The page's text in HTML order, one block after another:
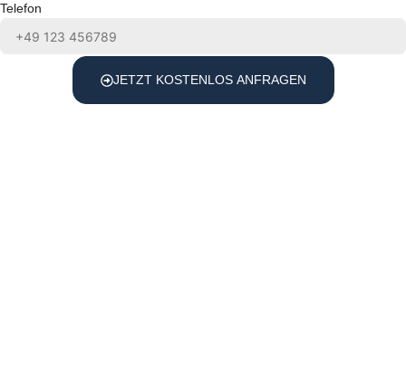
Telefon
JETZT KOSTENLOS ANFRAGEN